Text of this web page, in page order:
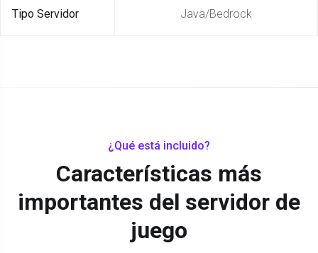
Tipo Servidor Java/Bedrock
¿Qué está incluido?
Características más
importantes del servidor de
juego